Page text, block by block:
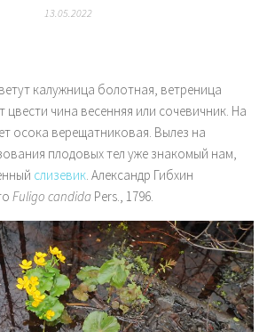
13.05.2022
калужница болотная, ветреница
цвести чина весенняя или сочевичник. На
осока верещатниковая. Вылез на
плодовых тел уже знакомый нам,
слизевик. Александр Гибхин
Fuligo candida Pers., 1796.